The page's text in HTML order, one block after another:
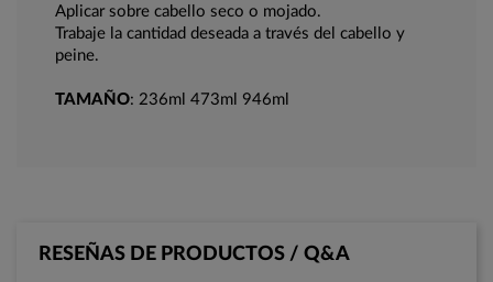
Aplicar sobre cabello seco o mojado.
Trabaje la cantidad deseada a través del cabello y
peine.
TAMAÑO: 236ml 473ml 946ml
RESEÑAS DE PRODUCTOS / Q&A